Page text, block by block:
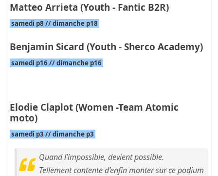
Matteo Arrieta (Youth - Fantic B2R)
samedi p8 // dimanche p18
Benjamin Sicard (Youth - Sherco Academy)
samedi p16 // dimanche p16
Elodie Claplot (Women -Team Atomic
moto)
samedi p3 // dimanche p3
Quand l’impossible, devient possible.
Tellement contente d’enfin monter sur ce podium